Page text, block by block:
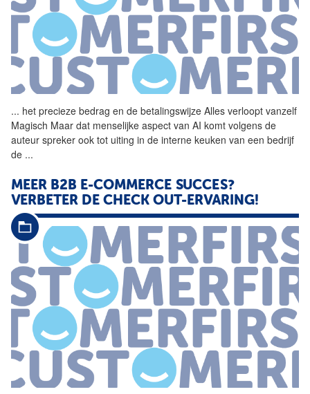
... het precieze bedrag en de betalingswijze Alles verloopt vanzelf
Magisch Maar dat menselijke aspect van AI komt volgens de
auteur spreker ook tot uiting in de interne keuken van een bedrijf
de ...
MEER B2B E-COMMERCE SUCCES?
VERBETER DE CHECK OUT-ERVARING!